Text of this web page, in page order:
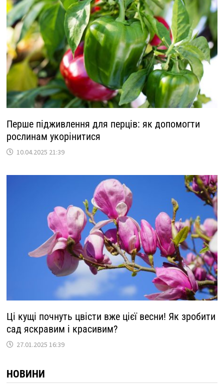
Перше підживлення для перців: як допомогти
рослинам укорінитися
10.04.2025 21:39
Ці кущі почнуть цвісти вже цієї весни! Як зробити
сад яскравим і красивим?
27.01.2025 16:39
НОВИНИ